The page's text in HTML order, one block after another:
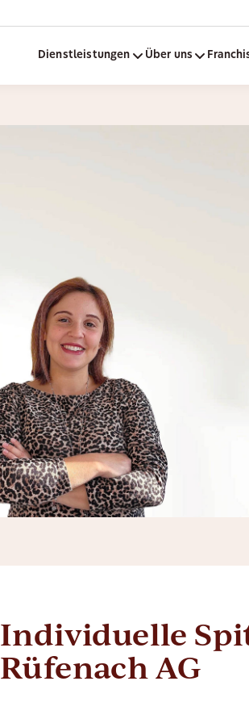
Dienstleistungen Über uns
Individuelle
Rüfenach AG